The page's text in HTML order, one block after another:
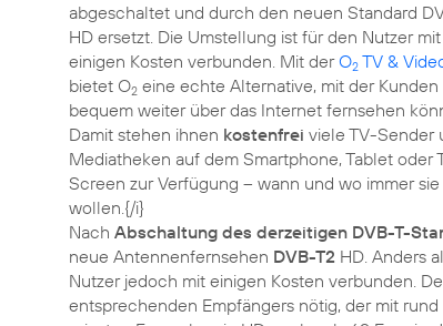
abgeschaltet und durch den neuen Standard
HD ersetzt. Die Umstellung ist für den Nutzer mit
einigen Kosten verbunden. Mit derO2 TV &
bietet O2 eine echte Alternative, mit der Kunden
bequem weiter über das Internet fernsehen
Damit stehen ihnen kostenfrei viele TV-Sender
Mediatheken auf dem Smartphone, Tablet oder
Screen zur Verfügung – wann und wo immer sie
wollen.{/i}
Nach Abschaltung des derzeitigen DVB-T-
neue Antennenfernsehen DVB-T2 HD. Anders
Nutzer jedoch mit einigen Kosten verbunden.
entsprechenden Empfängers nötig, der mit